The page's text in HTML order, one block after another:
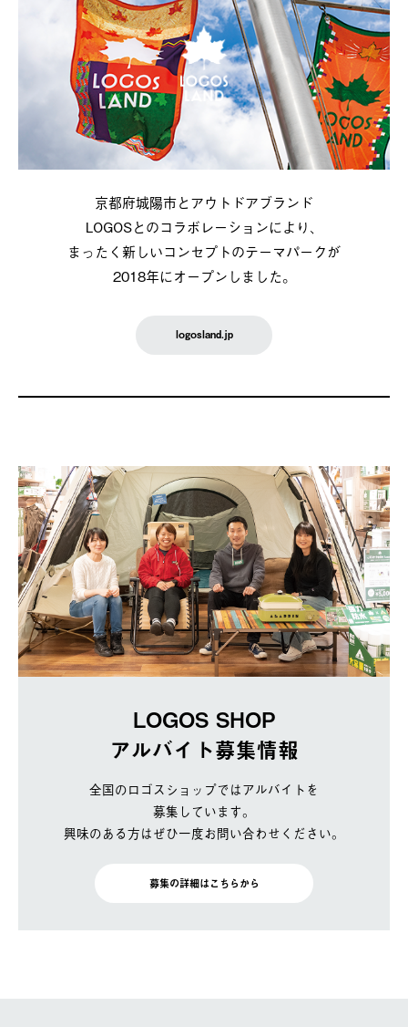
京都府城陽市とアウトドアブランド
LOGOSとのコラボレーションにより、
まったく新しいコンセプトのテーマパークが
2018年にオープンしました。
logosland.jp
LOGOS SHOP
アルバイト募集情報
全国のロゴスショップではアルバイトを
募集しています。
興味のある方はぜひ一度お問い合わせください。
募集の詳細はこちらから